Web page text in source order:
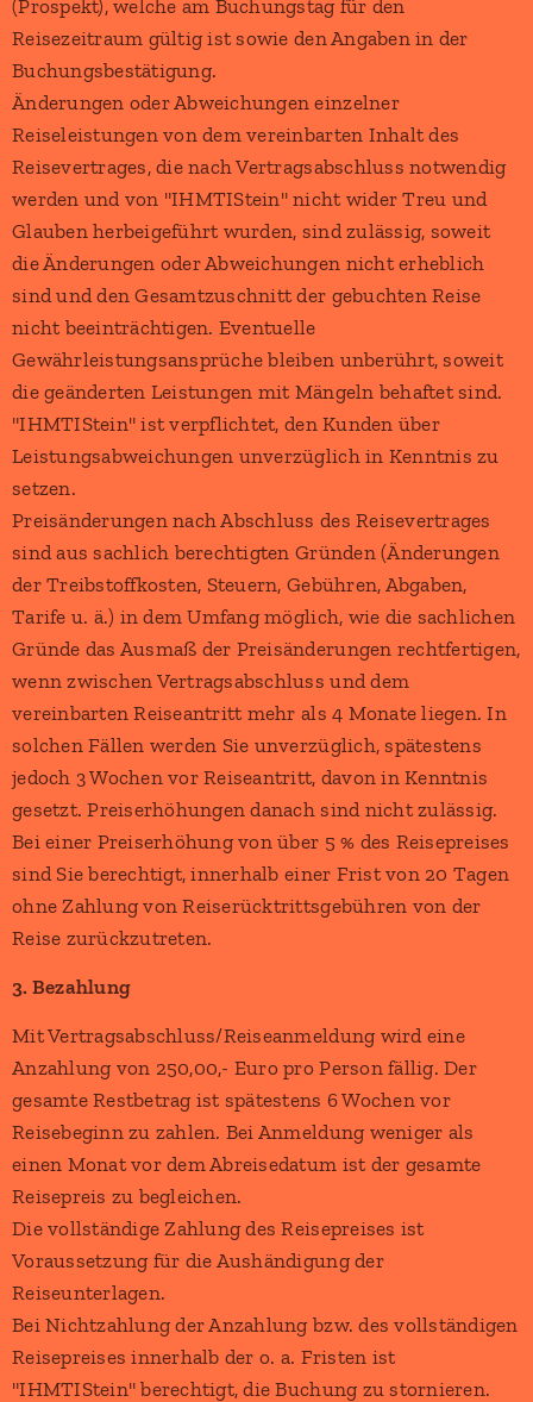
(Prospekt), welche am Buchungstag für den
Reisezeitraum gültig ist sowie den Angaben in der
Buchungsbestätigung.
Änderungen oder Abweichungen einzelner
Reiseleistungen von dem vereinbarten Inhalt des
Reisevertrages, die nach Vertragsabschluss notwendig
werden und von "IHMTIStein" nicht wider Treu und
Glauben herbeigeführt wurden, sind zulässig, soweit
die Änderungen oder Abweichungen nicht erheblich
sind und den Gesamtzuschnitt der gebuchten Reise
nicht beeinträchtigen. Eventuelle
Gewährleistungsansprüche bleiben unberührt, soweit
die geänderten Leistungen mit Mängeln behaftet sind.
"IHMTIStein" ist verpflichtet, den Kunden über
Leistungsabweichungen unverzüglich in Kenntnis zu
setzen.
Preisänderungen nach Abschluss des Reisevertrages
sind aus sachlich berechtigten Gründen (Änderungen
der Treibstoffkosten, Steuern, Gebühren, Abgaben,
Tarife u. ä.) in dem Umfang möglich, wie die sachlichen
Gründe das Ausmaß der Preisänderungen rechtfertigen,
wenn zwischen Vertragsabschluss und dem
vereinbarten Reiseantritt mehr als 4 Monate liegen. In
solchen Fällen werden Sie unverzüglich, spätestens
jedoch 3 Wochen vor Reiseantritt, davon in Kenntnis
gesetzt. Preiserhöhungen danach sind nicht zulässig.
Bei einer Preiserhöhung von über 5 % des Reisepreises
sind Sie berechtigt, innerhalb einer Frist von 20 Tagen
ohne Zahlung von Reiserücktrittsgebühren von der
Reise zurückzutreten.
3. Bezahlung
Mit Vertragsabschluss/Reiseanmeldung wird eine
Anzahlung von 250,00,- Euro pro Person fällig. Der
gesamte Restbetrag ist spätestens 6 Wochen vor
Reisebeginn zu zahlen. Bei Anmeldung weniger als
einen Monat vor dem Abreisedatum ist der gesamte
Reisepreis zu begleichen.
Die vollständige Zahlung des Reisepreises ist
Voraussetzung für die Aushändigung der
Reiseunterlagen.
Bei Nichtzahlung der Anzahlung bzw. des vollständigen
Reisepreises innerhalb der o. a. Fristen ist
"IHMTIStein" berechtigt, die Buchung zu stornieren.